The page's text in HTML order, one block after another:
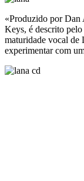
«Produzido por Dan
Keys, é descrito
maturidade vocal de
experimentar com